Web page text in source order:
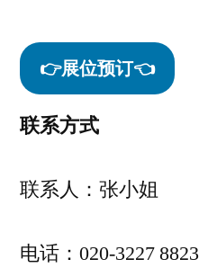
👉展位预订👈
联系方式
联系人：张小姐
电话：020-3227 8823